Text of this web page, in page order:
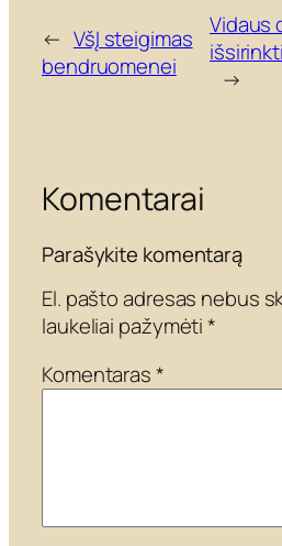
← VšĮ steigimas
bendruomenei
Vidaus
→
Komentarai
Parašykite komentarą
El. pašto adresas nebus
laukeliai pažymėti*
Komentaras*